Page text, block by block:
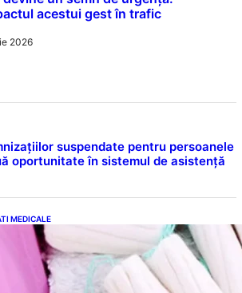
acestui gest în trafic
2026
suspendate pentru persoanele
oportunitate în sistemul de asistență
MEDICALE
menstruale: O analiză profundă
legate de metale toxice